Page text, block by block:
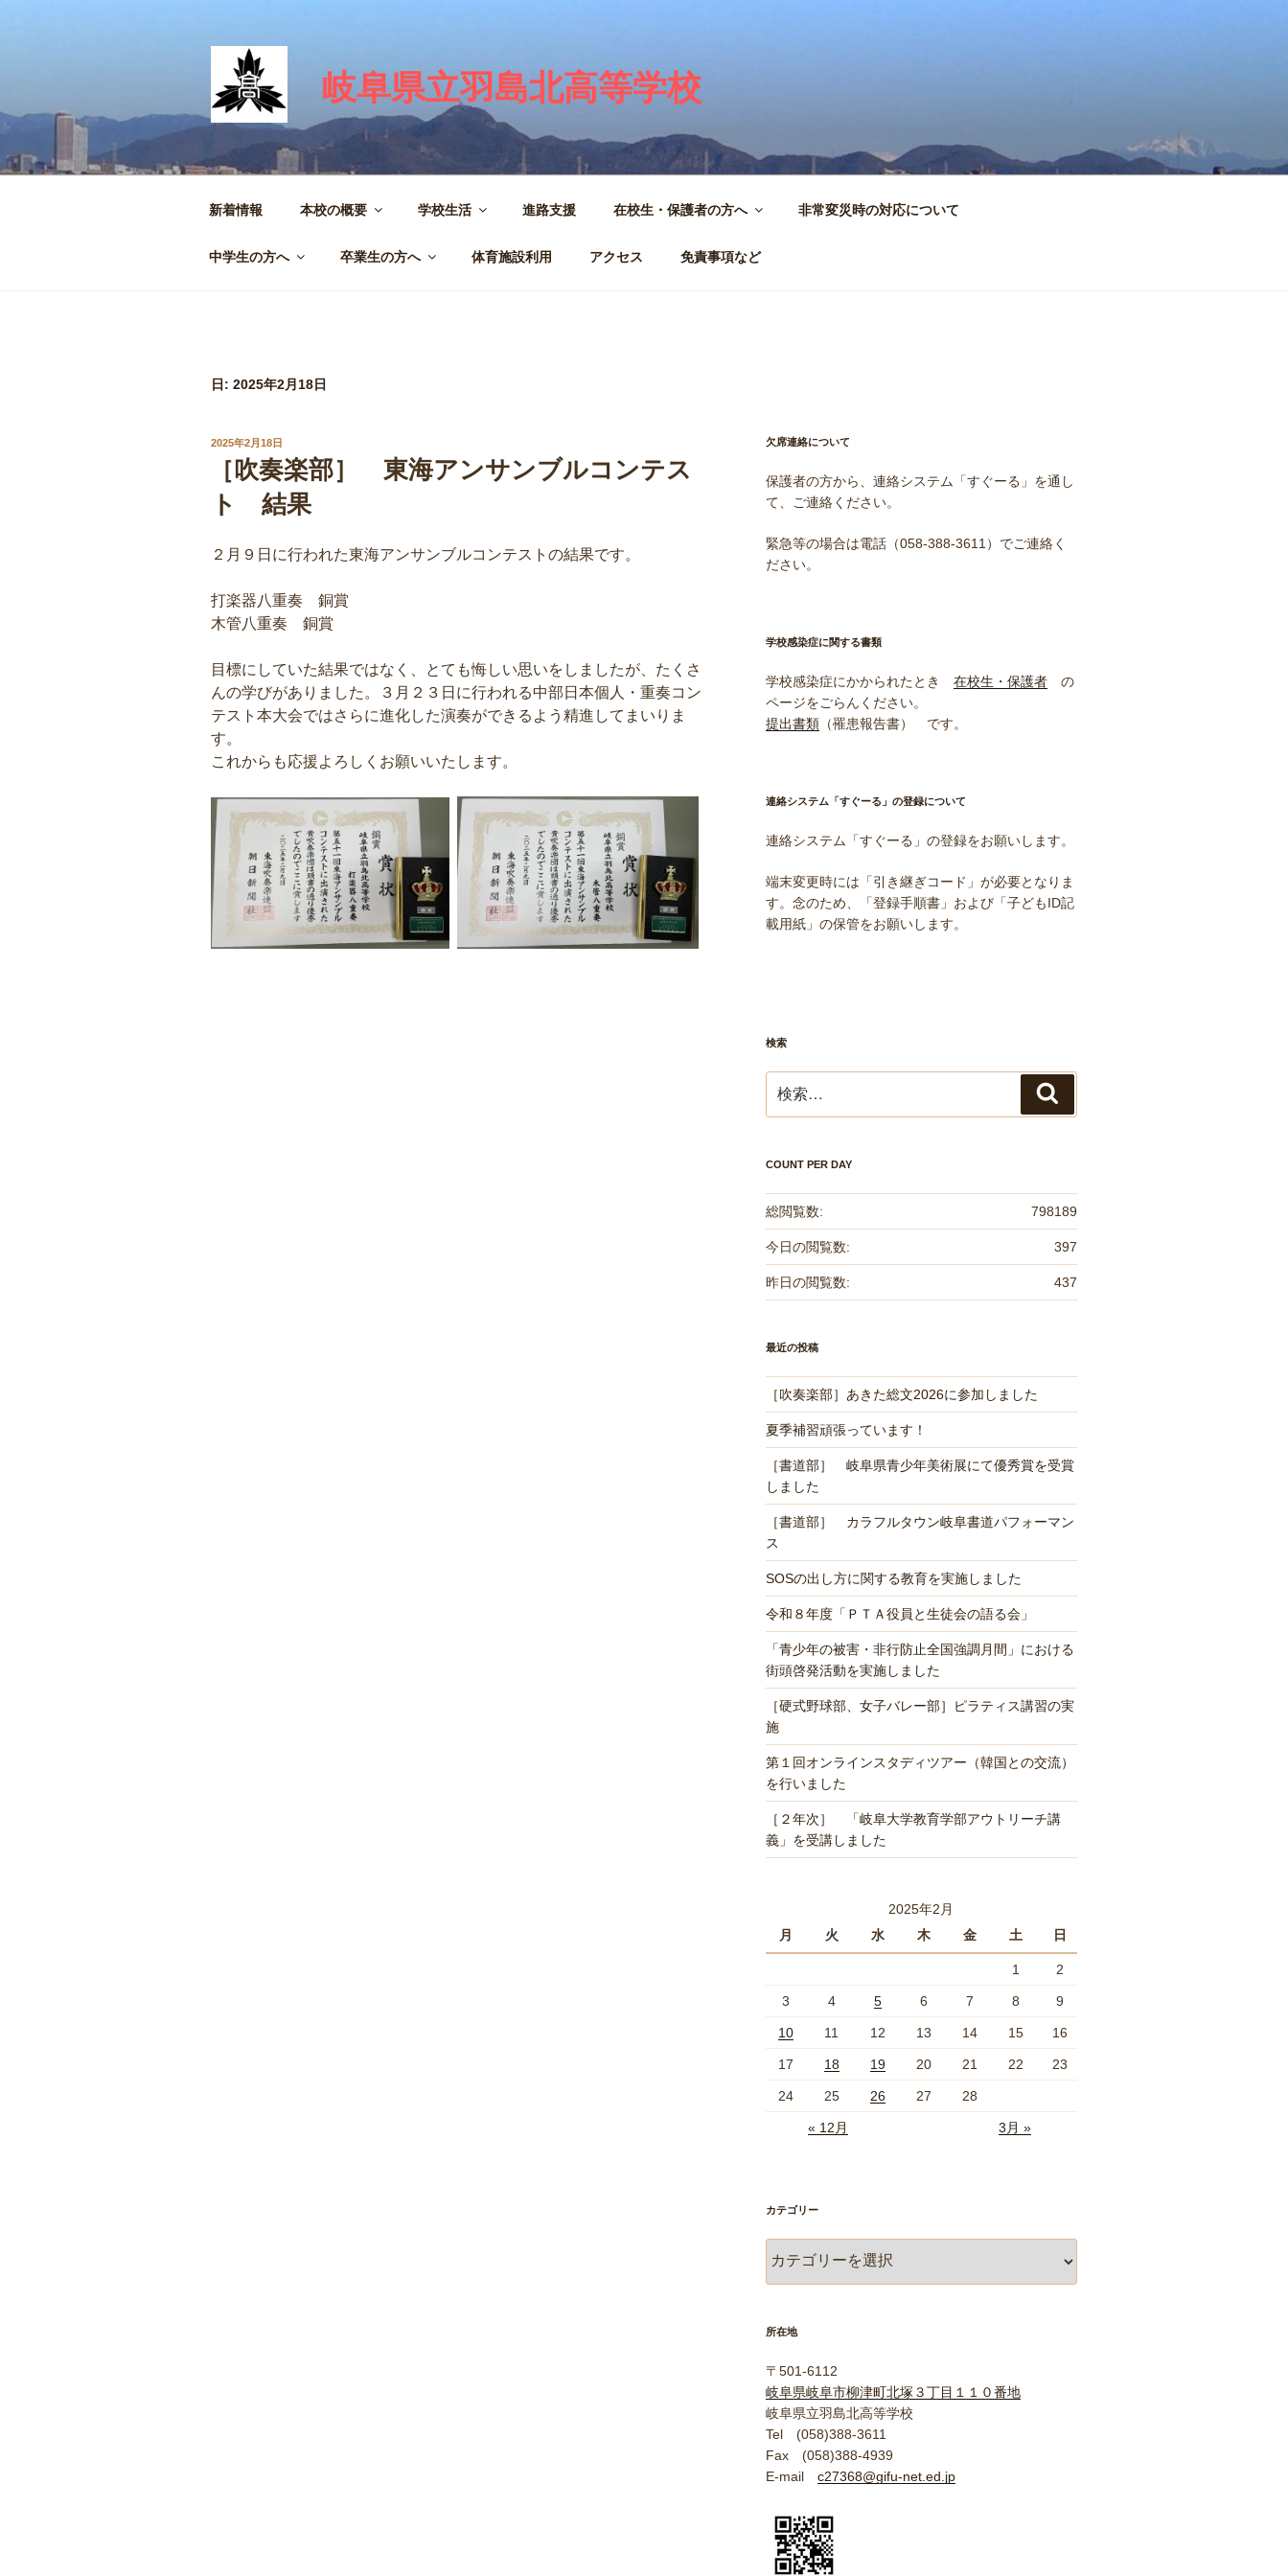
キ
岐阜県立羽島北高等学校
新着情報 本校の概要 学校生活 進路支援 在校生・保護者の方へ 非常変災時の対応について
中学生の方へ 卒業生の方へ 体育施設利用 アクセス 免責事項など
日: 2025年2月18日
投
2025年2月18日
［吹奏楽部］ 東海アンサンブルコンテス
ト 結果
２月９日に行われた東海アンサンブルコンテストの結果です。
打楽器八重奏 銅賞
木管八重奏 銅賞
目標にしていた結果ではなく、とても悔しい思いをしましたが、たくさ
んの学びがありました。３月２３日に行われる中部日本個人・重奏コン
テスト本大会ではさらに進化した演奏ができるよう精進してまいりま
す。
これからも応援よろしくお願いいたします。
欠席連絡について
保護者の方から、連絡システム「すぐーる」を通し
て、ご連絡ください。
緊急等の場合は電話（058-388-3611）でご連絡く
ださい。
学校感染症に関する書類
学校感染症にかかられたとき 在校生・保護者の
ページをごらんください。
提出書類（罹患報告書） です。
連絡システム「すぐーる」の登録について
連絡システム「すぐーる」の登録をお願いします。
端末変更時には「引き継ぎコード」が必要となりま
す。念のため、「登録手順書」および「子どもID記
載用紙」の保管をお願いします。
検索
索:
索
COUNT PER DAY
798189
総閲覧数:
397
今日の閲覧数:
437
昨日の閲覧数:
最近の投稿
［吹奏楽部］あきた総文2026に参加しました
夏季補習頑張っています！
［書道部］ 岐阜県青少年美術展にて優秀賞を受賞
しました
［書道部］ カラフルタウン岐阜書道パフォーマン
ス
SOSの出し方に関する教育を実施しました
令和８年度「ＰＴＡ役員と生徒会の語る会」
「青少年の被害・非行防止全国強調月間」における
街頭啓発活動を実施しました
［硬式野球部、女子バレー部］ピラティス講習の実
施
第１回オンラインスタディツアー（韓国との交流）
を行いました
［２年次］ 「岐阜大学教育学部アウトリーチ講
義」を受講しました
2025年2月
月
火 水 木 金 土 日
1 2
3 4 5 6 7 8 9
10 11 12 13 14 15 16
17 18 19 20 21 22 23
24 25 26 27 28
« 12月 3月 »
カテゴリー
テ
ー
所在地
〒501-6112
岐阜県岐阜市柳津町北塚３丁目１１０番地
岐阜県立羽島北高等学校
Tel (058)388-3611
Fax (058)388-4939
E-mail c27368@gifu-net.ed.jp